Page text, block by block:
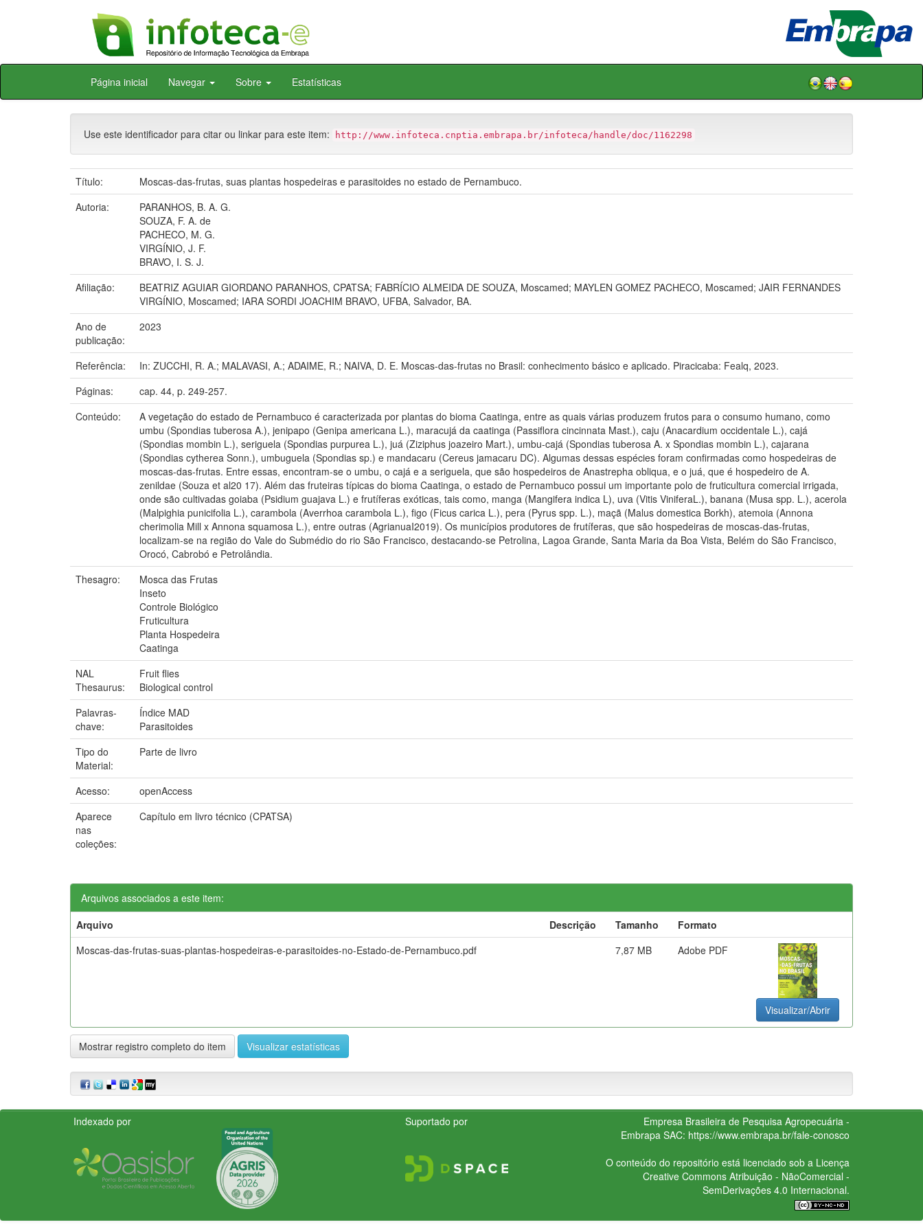
Skip
Página inicial Navegar Sobre Estatísticas
Use este identificador para citar ou linkar para este item: http://www.infoteca.cnptia.embrapa.br/infoteca/handle/doc/1162298
Título:
Moscas-das-frutas, suas plantas hospedeiras e parasitoides no estado de Pernambuco.
Autoria:
PARANHOS, B. A. G.
SOUZA, F. A. de
PACHECO, M. G.
VIRGÍNIO, J. F.
BRAVO, I. S. J.
Afiliação:
BEATRIZ AGUIAR GIORDANO PARANHOS, CPATSA; FABRÍCIO ALMEIDA DE SOUZA, Moscamed; MAYLEN GOMEZ PACHECO, Moscamed; JAIR FERNANDES
VIRGÍNIO, Moscamed; IARA SORDI JOACHIM BRAVO, UFBA, Salvador, BA.
Ano de
publicação:
2023
Referência:
In: ZUCCHI, R. A.; MALAVASI, A.; ADAIME, R.; NAIVA, D. E. Moscas-das-frutas no Brasil: conhecimento básico e aplicado. Piracicaba: Fealq, 2023.
Páginas:
cap. 44, p. 249-257.
Conteúdo:
A vegetação do estado de Pernambuco é caracterizada por plantas do bioma Caatinga, entre as quais várias produzem frutos para o consumo humano, como
umbu (Spondias tuberosa A.), jenipapo (Genipa americana L.), maracujá da caatinga (Passiflora cincinnata Mast.), caju (Anacardium occidentale L.), cajá
(Spondias mombin L.), seriguela (Spondias purpurea L.), juá (Ziziphus joazeiro Mart.), umbu-cajá (Spondias tuberosa A. x Spondias mombin L.), cajarana
(Spondias cytherea Sonn.), umbuguela (Spondias sp.) e mandacaru (Cereus jamacaru DC). Algumas dessas espécies foram confirmadas como hospedeiras de
moscas-das-frutas. Entre essas, encontram-se o umbu, o cajá e a seriguela, que são hospedeiros de Anastrepha obliqua, e o juá, que é hospedeiro de A.
zenildae (Souza et al20 17). Além das fruteiras típicas do bioma Caatinga, o estado de Pernambuco possui um importante polo de fruticultura comercial irrigada,
onde são cultivadas goiaba (Psidium guajava L.) e frutíferas exóticas, tais como, manga (Mangifera indica L), uva (Vitis ViniferaL.), banana (Musa spp. L.), acerola
(Malpighia punicifolia L.), carambola (Averrhoa carambola L.), figo (Ficus carica L.), pera (Pyrus spp. L.), maçã (Malus domestica Borkh), atemoia (Annona
cherimolia Mill x Annona squamosa L.), entre outras (AgrianuaI2019). Os municípios produtores de frutíferas, que são hospedeiras de moscas-das-frutas,
localizam-se na região do Vale do Submédio do rio São Francisco, destacando-se Petrolina, Lagoa Grande, Santa Maria da Boa Vista, Belém do São Francisco,
Orocó, Cabrobó e Petrolândia.
Thesagro:
Mosca das Frutas
Inseto
Controle Biológico
Fruticultura
Planta Hospedeira
Caatinga
NAL
Thesaurus:
Fruit flies
Biological control
Palavras-
chave:
Índice MAD
Parasitoides
Tipo do
Material:
Parte de livro
Acesso:
openAccess
Aparece
nas
coleções:
Capítulo em livro técnico (CPATSA)
Arquivos associados a este item:
Arquivo
Descrição Tamanho
Formato
Moscas-das-frutas-suas-plantas-hospedeiras-e-parasitoides-no-Estado-de-Pernambuco.pdf
7,87 MB Adobe PDF
Visualizar/Abrir
Mostrar registro completo do item Visualizar estatísticas
Indexado por Suportado por
Empresa Brasileira de Pesquisa Agropecuária -
Embrapa SAC: https://www.embrapa.br/fale-conosco
O conteúdo do repositório está licenciado sob a Licença
Creative CommonsAtribuição - NãoComercial -
SemDerivações 4.0 Internacional.